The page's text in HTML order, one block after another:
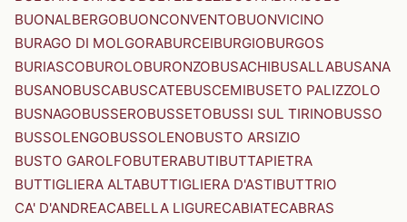
BUONALBERGOBUONCONVENTOBUONVICINO
BURAGO DI MOLGORABURCEIBURGIOBURGOS
BURIASCOBUROLOBURONZOBUSACHIBUSALLABUSANA
BUSANOBUSCABUSCATEBUSCEMIBUSETO PALIZZOLO
BUSNAGOBUSSEROBUSSETOBUSSI SUL TIRINOBUSSO
BUSSOLENGOBUSSOLENOBUSTO ARSIZIO
BUSTO GAROLFOBUTERABUTIBUTTAPIETRA
BUTTIGLIERA ALTABUTTIGLIERA D'ASTIBUTTRIO
CA' D'ANDREACABELLA LIGURECABIATECABRAS